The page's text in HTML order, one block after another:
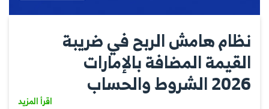
نظام هامش الربح في ضريبة
القيمة المضافة بالإمارات
2026 الشروط والحساب
اقرأ المزيد